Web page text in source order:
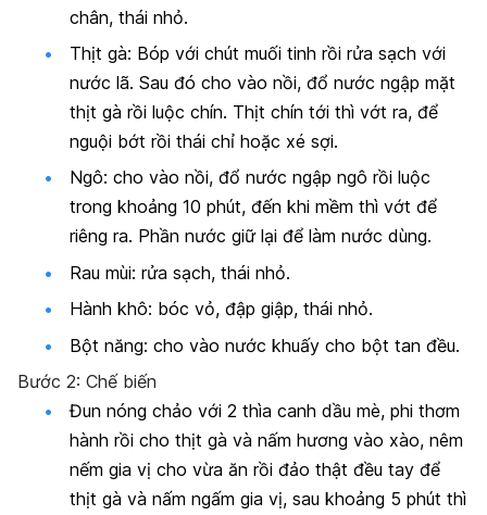
chân, thái nhỏ.
Thịt gà: Bóp với chút muối tinh rồi rửa sạch với
nước lã. Sau đó cho vào nồi, đổ nước ngập mặt
thịt gà rồi luộc chín. Thịt chín tới thì vớt ra, để
nguội bớt rồi thái chỉ hoặc xé sợi.
Ngô: cho vào nồi, đổ nước ngập ngô rồi luộc
trong khoảng 10 phút, đến khi mềm thì vớt để
riêng ra. Phần nước giữ lại để làm nước dùng.
Rau mùi: rửa sạch, thái nhỏ.
Hành khô: bóc vỏ, đập giập, thái nhỏ.
Bột năng: cho vào nước khuấy cho bột tan đều.
Bước 2: Chế biến
Đun nóng chảo với 2 thìa canh dầu mè, phi thơm
hành rồi cho thịt gà và nấm hương vào xào, nêm
nếm gia vị cho vừa ăn rồi đảo thật đều tay để
thịt gà và nấm ngấm gia vị, sau khoảng 5 phút thì